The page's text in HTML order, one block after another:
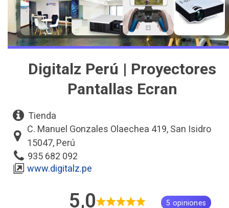
Digitalz Perú | Proyectores
Pantallas Ecran
Tienda
C. Manuel Gonzales Olaechea 419, San Isidro
15047, Perú
935 682 092
www.digitalz.pe
5,0 5 opiniones